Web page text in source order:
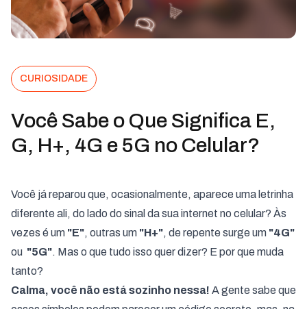
CURIOSIDADE
Você Sabe o Que Significa E,
G, H+, 4G e 5G no Celular?
Você já reparou que, ocasionalmente, aparece uma letrinha
diferente ali, do lado do sinal da sua internet no celular? Às
vezes é um "E", outras um "H+", de repente surge um "4G"
ou "5G". Mas o que tudo isso quer dizer? E por que muda
tanto?
Calma, você não está sozinho nessa! A gente sabe que